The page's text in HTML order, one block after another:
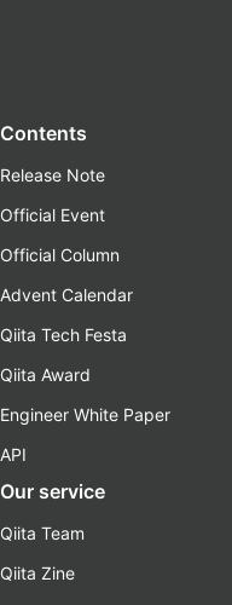
Contents
Release Note
Official Event
Official Column
Advent Calendar
Qiita Tech Festa
Qiita Award
Engineer White Paper
API
Our service
Qiita Team
Qiita Zine